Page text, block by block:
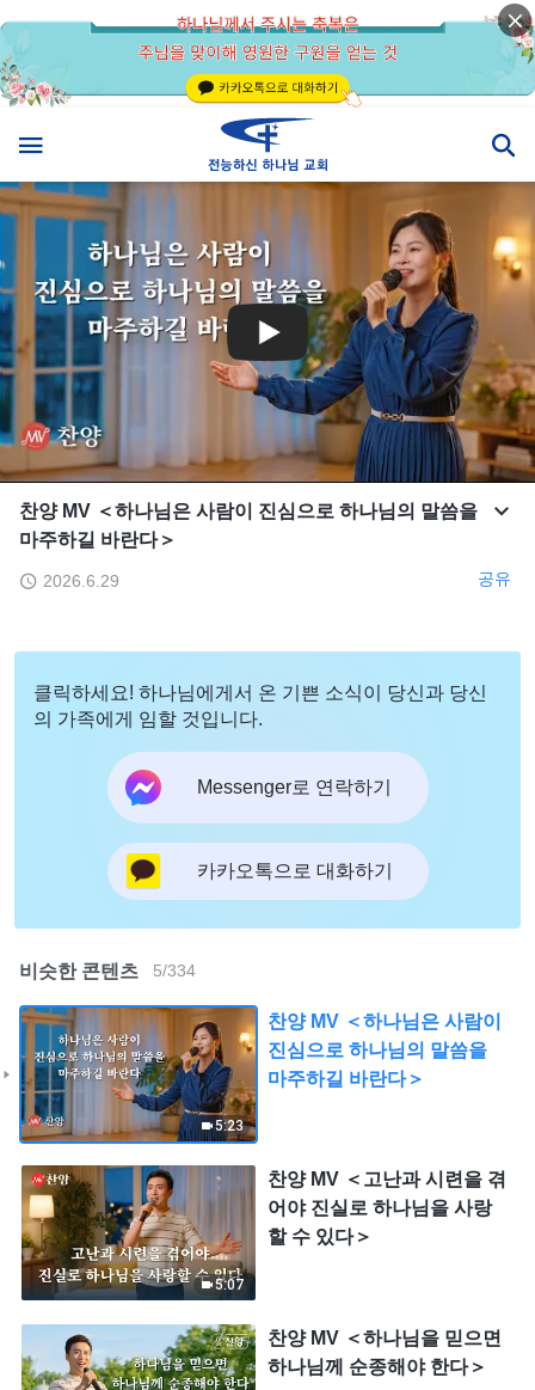
찬양 MV ＜하나님은 사람이 진심으로 하나님의 말씀을
마주하길 바란다＞
2026.6.29 공유
클릭하세요! 하나님에게서 온 기쁜 소식이 당신과 당신
의 가족에게 임할 것입니다.
Messenger로 연락하기
카카오톡으로 대화하기
비슷한 콘텐츠 5/334
5:23
찬양 MV ＜하나님은 사람이
진심으로 하나님의 말씀을
마주하길 바란다＞
5:07
찬양 MV ＜고난과 시련을 겪
어야 진실로 하나님을 사랑
할 수 있다＞
찬양 MV ＜하나님을 믿으면
하나님께 순종해야 한다＞